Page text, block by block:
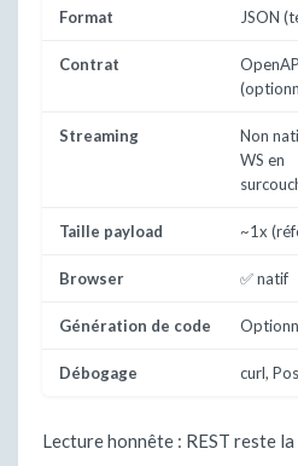
Format JSON
Contrat
Streaming
Non
WS en
Taille payload ~1x
Browser ✅ natif
Génération de code
Débogage curl,
Lecture honnête : REST reste